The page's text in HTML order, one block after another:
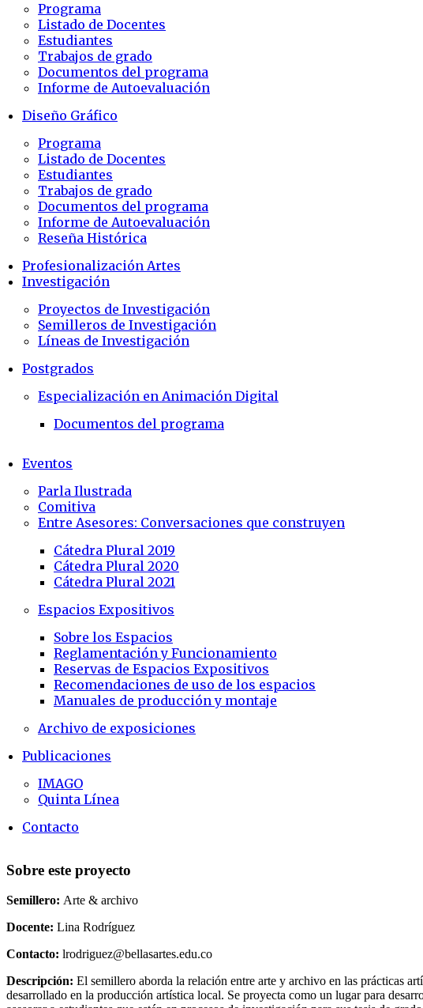
Programa
Listado de Docentes
Estudiantes
Trabajos de grado
Documentos del programa
Informe de Autoevaluación
Diseño Gráfico
Programa
Listado de Docentes
Estudiantes
Trabajos de grado
Documentos del programa
Informe de Autoevaluación
Reseña Histórica
Profesionalización Artes
Investigación
Proyectos de Investigación
Semilleros de Investigación
Líneas de Investigación
Postgrados
Especialización en Animación Digital
Documentos del programa
Eventos
Parla Ilustrada
Comitiva
Entre Asesores: Conversaciones que construyen
Cátedra Plural 2019
Cátedra Plural 2020
Cátedra Plural 2021
Espacios Expositivos
Sobre los Espacios
Reglamentación y Funcionamiento
Reservas de Espacios Expositivos
Recomendaciones de uso de los espacios
Manuales de producción y montaje
Archivo de exposiciones
Publicaciones
IMAGO
Quinta Línea
Contacto
Sobre este proyecto
Semillero: Arte & archivo
Docente: Lina Rodríguez
Contacto: lrodriguez@bellasartes.edu.co
Descripción: El semillero aborda la relación entre arte y archivo en las prácticas
desarrollado en la producción artística local. Se proyecta como un lugar para